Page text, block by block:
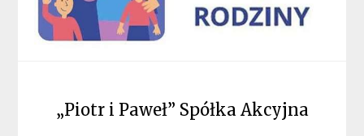
„Piotr i Paweł” Spółka Akcyjna